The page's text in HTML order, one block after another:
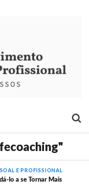
E PROFISSIONAL
lo a se Tornar Mais